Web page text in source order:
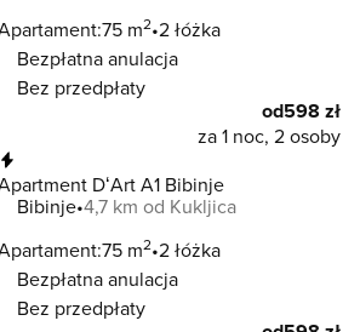
75 m2 2 łóżka
Bezpłatna anulacja
Bez przedpłaty
od598 zł
za 1 noc, 2 osoby
DʻArt A1 Bibinje
Bibinje 4,7 km od Kukljica
75 m2 2 łóżka
Bezpłatna anulacja
Bez przedpłaty